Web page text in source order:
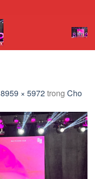
8959 × 5972trong Cho